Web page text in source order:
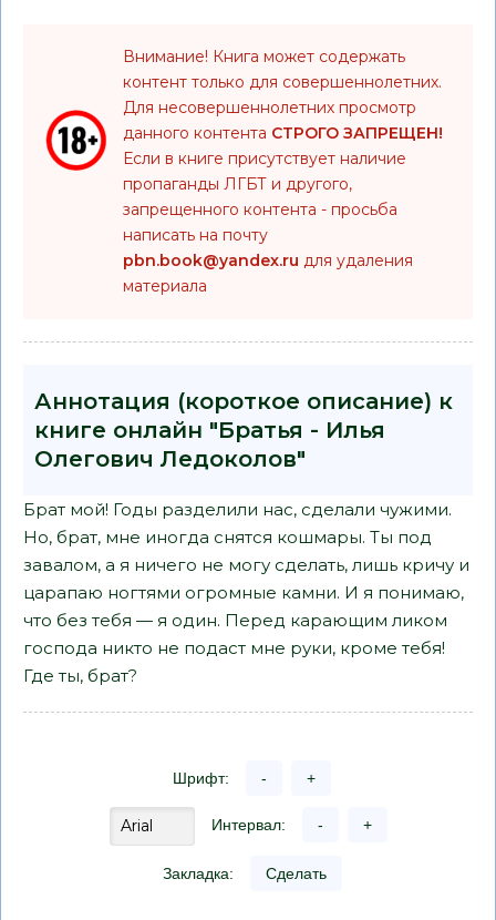
Внимание! Книга может содержать
контент только для совершеннолетних.
Для несовершеннолетних просмотр
данного контента СТРОГО ЗАПРЕЩЕН!
Если в книге присутствует наличие
пропаганды ЛГБТ и другого,
запрещенного контента - просьба
написать на почту
pbn.book@yandex.ru для удаления
материала
Аннотация (короткое описание) к
книге онлайн "Братья - Илья
Олегович Ледоколов"
Брат мой! Годы разделили нас, сделали чужими.
Но, брат, мне иногда снятся кошмары. Ты под
завалом, а я ничего не могу сделать, лишь кричу и
царапаю ногтями огромные камни. И я понимаю,
что без тебя — я один. Перед карающим ликом
господа никто не подаст мне руки, кроме тебя!
Где ты, брат?
Шрифт: - +
Интервал: - +
Закладка: Сделать